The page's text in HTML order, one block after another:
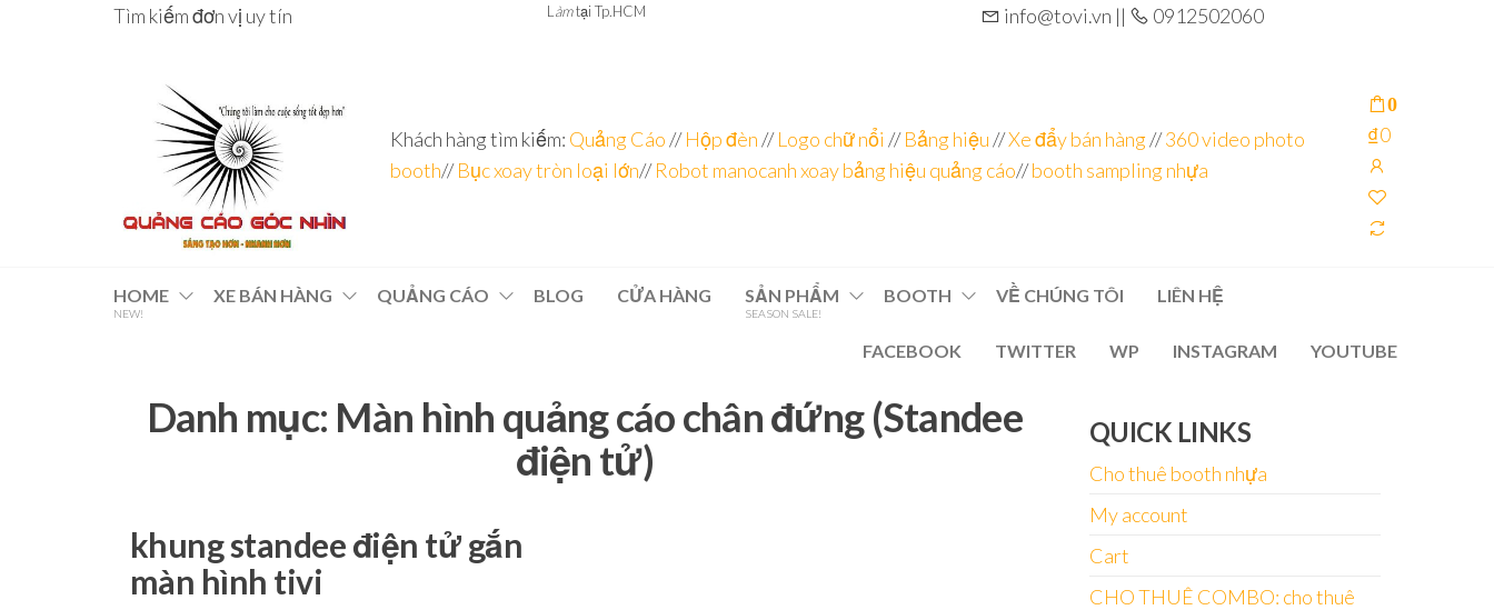
Tìm kiếm đơn vị uy tín L àmtại Tp.HCM info@tovi.vn || 0912502060
chuyên
sâu – 8
nghiệm
Agency –
nhà sản
Sampling,
Booth
Chí Minh
Khách hàng tìm kiếm: Quảng Cáo//Hộp đèn//Logo chữ nổi //Bảng hiệu//Xe đẩy bán hàng//360 video photo
booth//Bục xoay tròn loại lớn//Robot manocanh xoay bảng hiệu quảng cáo//booth sampling nhựa
0
₫0
HOME
NEW!
XE BÁN HÀNG QUẢNG CÁO BLOG CỬA HÀNG SẢN PHẨM
SEASON SALE!
BOOTH VỀ CHÚNG TÔI LIÊN HỆ
FACEBOOK TWITTER WP INSTAGRAM YOUTUBE
Danh mục: Màn hình quảng cáo chân đứng (Standee
điện tử)
khung standee điện tử gắn
màn hình tivi
QUICK LINKS
Cho thuê booth nhựa
My account
Cart
CHO THUÊ COMBO: cho thuê